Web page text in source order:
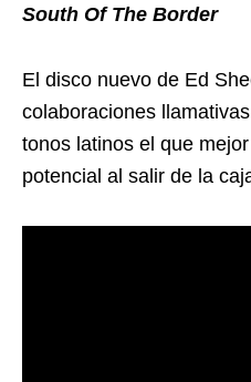
South Of The Border
El disco nuevo de Ed
colaboraciones
tonos latinos el que
potencial al salir de la